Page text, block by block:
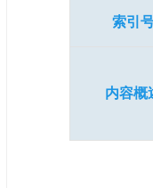
索引
内容概